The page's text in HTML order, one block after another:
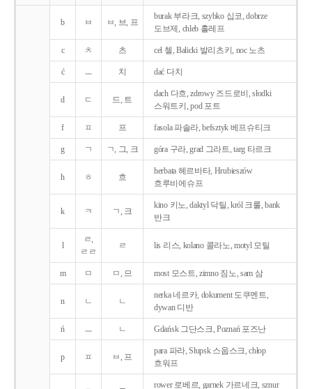
b ㅂ ㅂ, 브, 프
burak 부라크, szybko 십코, dobrze
도브제, chleb 흘레프
c ㅊ 츠 cel 첼, Balicki 발리츠키, noc 노츠
ć ㅡ 치 dać 다치
d ㄷ 드, 트
dach 다흐, zdrowy 즈드로비, słodki
스워트키, pod 포트
f ㅍ 프 fasola 파솔라, befsztyk 베프슈티크
g ㄱ ㄱ, 그, 크 góra 구라, grad 그라트, targ 타르크
h ㅎ 흐
herbata 헤르바타, Hrubieszów
흐루비에슈프
k ㅋ ㄱ, 크
kino 키노, daktyl 닥틸, król 크룰, bank
반크
l
ㄹ,
ㄹㄹ
ㄹ lis 리스, kolano 콜라노, motyl 모틸
m ㅁ ㅁ, 므 most 모스트, zimno 짐노, sam 삼
n ㄴ ㄴ
nerka 네르카, dokument 도쿠멘트,
dywan 디반
ń ㅡ ㄴ Gdańsk 그단스크, Poznań 포즈난
p ㅍ ㅂ, 프
para 파라, Słupsk 스웁스크, chłop
흐워프
rower 로베르, garnek 가르네크, sznur